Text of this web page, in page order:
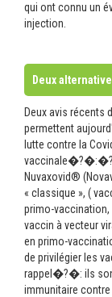
qui ont connu un
injection.
Deux
Deux avis récents
permettent
lutte contre la
Nuvaxovid®
« classique », (
primo-
vaccin à vecteur
en primo-
de privilégier les
rappel�?�: ils
immunitaire